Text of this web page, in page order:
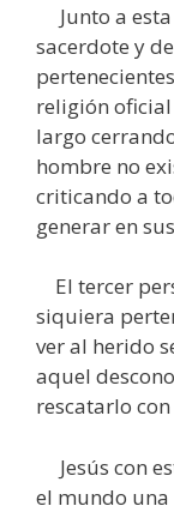
Junto a
sacerdote y
religión oficial
largo
hombre no
criticando a
generar en
El tercer
siquiera
ver al herido
aquel
rescatarlo
Jesús con
el mundo una